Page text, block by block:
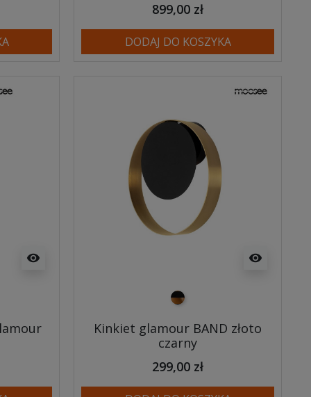
899,00 zł
DODAJ DO KOSZYKA
visibility visibility
czarno złoty
Kinkiet glamour BAND złoto
czarny
299,00 zł